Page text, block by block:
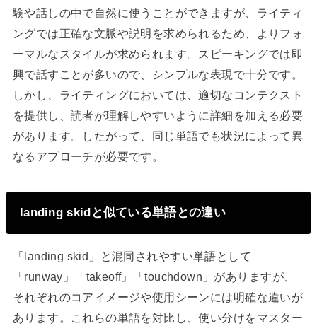
験や話しの中で自然に使うことができますが、ライティ
ングでは正確な文脈や説明を求められるため、よりフォ
ーマルなスタイルが求められます。スピーキングでは即
興で話すことが多いので、シンプルな表現で十分です。
しかし、ライティングにおいては、適切なコンテクスト
を提供し、読者が理解しやすいように詳細を加える必要
があります。したがって、同じ単語でも状況によって異
なるアプローチが必要です。
landing skidと似ている単語との違い
「landing skid」と混同されやすい単語として
「runway」「takeoff」「touchdown」がありますが、
それぞれのコアイメージや使用シーンには明確な違いが
あります。これらの単語を対比し、使い分けをマスター